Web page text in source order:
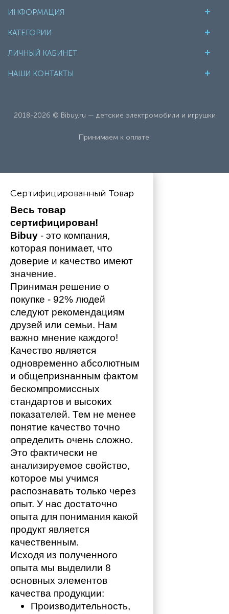
ИНФОРМАЦИЯ
КАТЕГОРИИ
ЛИЧНЫЙ КАБИНЕТ
НАШИ КОНТАКТЫ
2018-2026 © Bibuy.ru — детские электромобили и игрушки
Принимаем к оплате:
Сертифицированный Товар
Весь товар
сертифицирован!
Bibuy - это компания,
которая понимает, что
доверие и качество имеют
значение.
Принимая решение о
покупке - 92% людей
следуют рекомендациям
друзей или семьи. Нам
важно мнение каждого!
Качество является
одновременно абсолютным
и общепризнанным фактом
бескомпромиссных
стандартов и высоких
показателей. Тем не менее
понятие качество точно
определить очень сложно.
Это фактически не
анализируемое свойство,
которое мы учимся
распознавать только через
опыт. У нас достаточно
опыта для понимания какой
продукт является
качественным.
Исходя из полученного
опыта мы выделили 8
основных элементов
качества продукции:
Производительность,